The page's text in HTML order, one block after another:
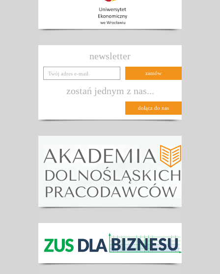
newsletter
zostań jednym z nas...